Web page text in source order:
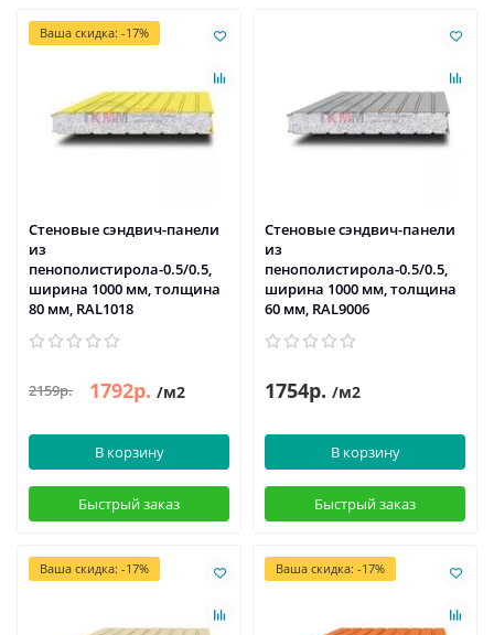
Ваша скидка: -17%
Стеновые сэндвич-панели
из
пенополистирола-0.5/0.5,
ширина 1000 мм, толщина
80 мм, RAL1018
2159р. 1792р. /м2
В корзину
Быстрый заказ
Стеновые сэндвич-панели
из
пенополистирола-0.5/0.5,
ширина 1000 мм, толщина
60 мм, RAL9006
1754р. /м2
В корзину
Быстрый заказ
Ваша скидка: -17% Ваша скидка: -17%